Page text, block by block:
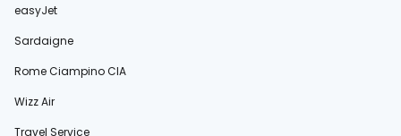
easyJet
Sardaigne
Rome Ciampino CIA
Wizz Air
Travel Service